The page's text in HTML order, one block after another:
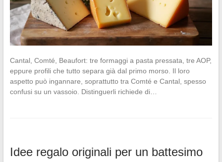
Cantal, Comté, Beaufort: tre formaggi a pasta pressata, tre AOP,
eppure profili che tutto separa già dal primo morso. Il loro
aspetto può ingannare, soprattutto tra Comté e Cantal, spesso
confusi su un vassoio. Distinguerli richiede di…
Idee regalo originali per un battesimo